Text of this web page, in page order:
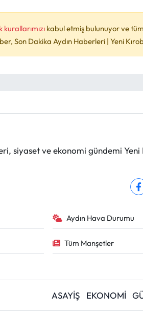
kabul etmiş bulunuyor ve
Son Dakika Aydın Haberleri | Yeni
siyaset ve ekonomi gündemi
Aydın Hava Durumu
Tüm Manşetler
ASAYİŞ EKONOMİ